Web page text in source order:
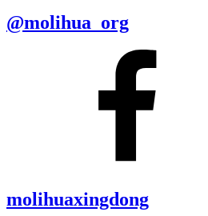
@molihua_org
molihuaxingdong